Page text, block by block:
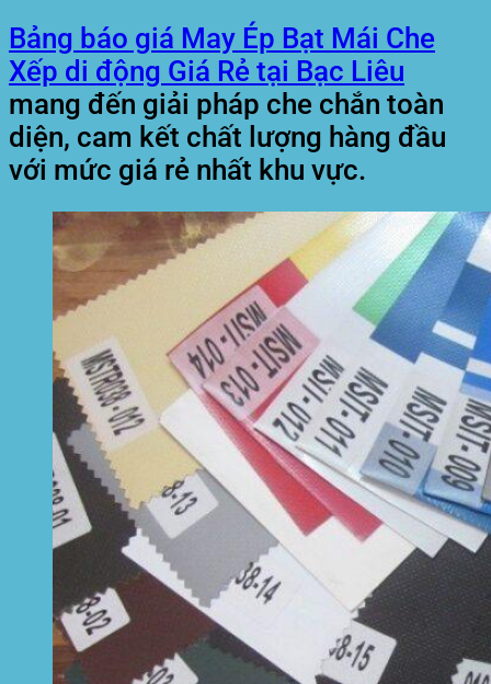
Bảng báo giá May Ép Bạt Mái Che
Xếp di động Giá Rẻ tại Bạc Liêu
mang đến giải pháp che chắn toàn
diện, cam kết chất lượng hàng đầu
với mức giá rẻ nhất khu vực.